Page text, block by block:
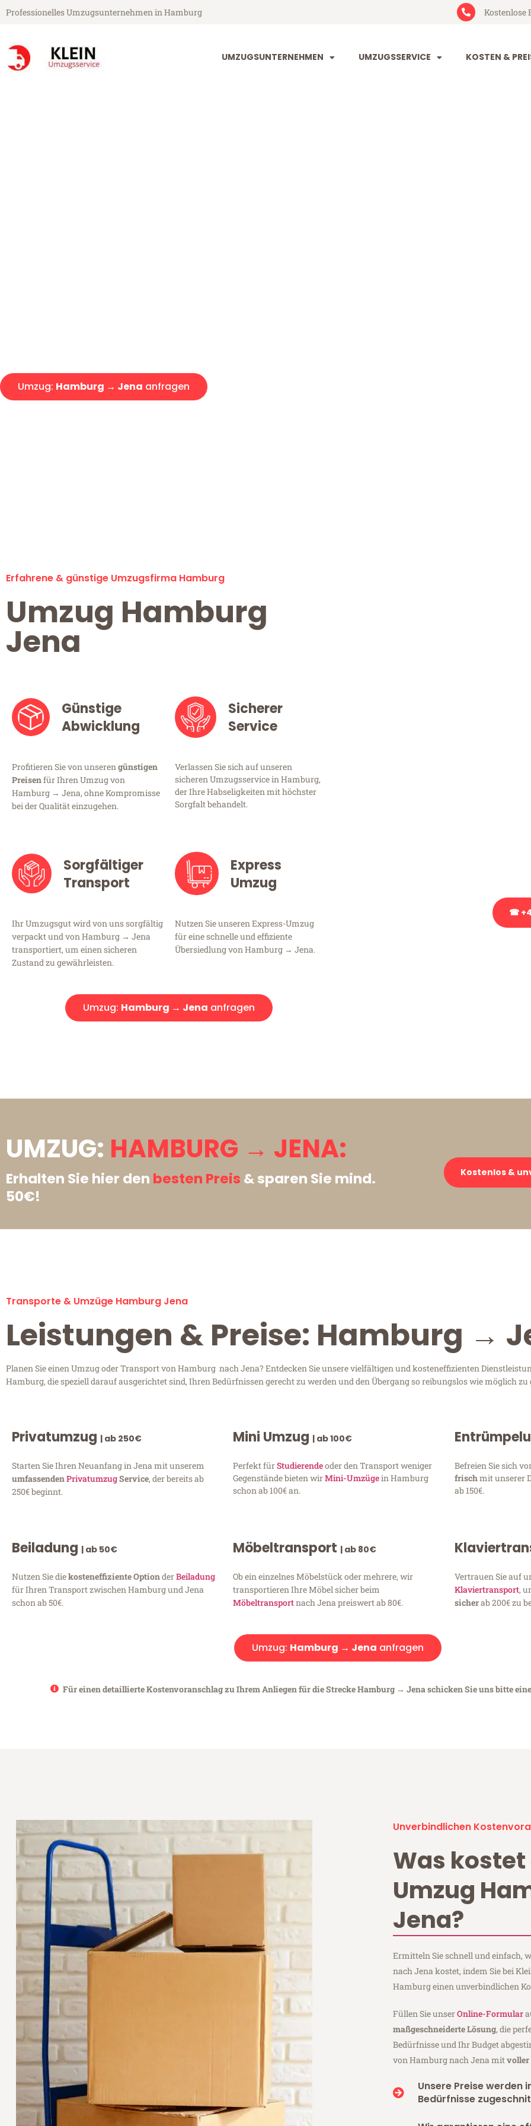
Professionelles Umzugsunternehmen in Hamburg Kostenlose
UMZUGSUNTERNEHMEN UMZUGSSERVICE KOSTEN &
Umzug: Hamburg → Jena anfragen
Erfahrene & günstige Umzugsfirma Hamburg
Umzug Hamburg
Jena
Günstige
Abwicklung
Profitieren Sie von unserengünstigen
Preisenfür Ihren Umzug von
Hamburg → Jena, ohne Kompromisse
bei der Qualität einzugehen.
Sicherer
Service
Verlassen Sie sich auf unseren
sicheren Umzugsservice in Hamburg,
der Ihre Habseligkeiten mit höchster
Sorgfalt behandelt.
Sorgfältiger
Transport
Ihr Umzugsgut wird von uns sorgfältig
verpackt und von Hamburg → Jena
transportiert, um einen sicheren
Zustand zu gewährleisten.
Express
Umzug
Nutzen Sie unseren Express-Umzug
für eine schnelle und effiziente
Übersiedlung von Hamburg → Jena.
Umzug: Hamburg → Jena anfragen
☎
UMZUG: HAMBURG → JENA:
Erhalten Sie hier den besten Preis & sparen Sie mind.
50€!
Kostenlos &
Transporte & Umzüge Hamburg Jena
Leistungen & Preise: Hamburg →
Planen Sie einen Umzug oder Transport von Hamburg nach Jena? Entdecken Sie unsere vielfältigen und kosteneffizienten
Hamburg, die speziell darauf ausgerichtet sind, Ihren Bedürfnissen gerecht zu werden und den Übergang so reibungslos wie möglich zu
Privatumzug | ab 250€
Starten Sie Ihren Neuanfang in Jena mit unserem
umfassendenPrivatumzugService, der bereits ab
250€ beginnt.
Mini Umzug | ab 100€
Perfekt fürStudierendeoder den Transport weniger
Gegenstände bieten wirMini-Umzügein Hamburg
schon ab 100€ an.
Befreien Sie sich
frischmit unserer
ab 150€.
Beiladung | ab 50€
Nutzen Sie diekosteneffiziente OptionderBeiladung
für Ihren Transport zwischen Hamburg und Jena
schon ab 50€.
Möbeltransport | ab 80€
Ob ein einzelnes Möbelstück oder mehrere, wir
transportieren Ihre Möbel sicher beim
Möbeltransportnach Jena preiswert ab 80€.
Vertrauen Sie auf
Klaviertransport,
sicherab 200€ zu
Umzug: Hamburg → Jena anfragen
Für einen detaillierte Kostenvoranschlag zu Ihrem Anliegen für die Strecke Hamburg → Jena schicken Sie uns bitte eine
Unverbindlichen
Was kostet
Umzug
Jena?
Ermitteln Sie schnell und einfach,
nach Jena kostet, indem Sie bei
Hamburg einen unverbindlichen
Füllen Sie unserOnline-Formular
maßgeschneiderte Lösung, die
Bedürfnisse und Ihr Budget
von Hamburg nach Jena mitvoller
Unsere Preise werden
Bedürfnisse